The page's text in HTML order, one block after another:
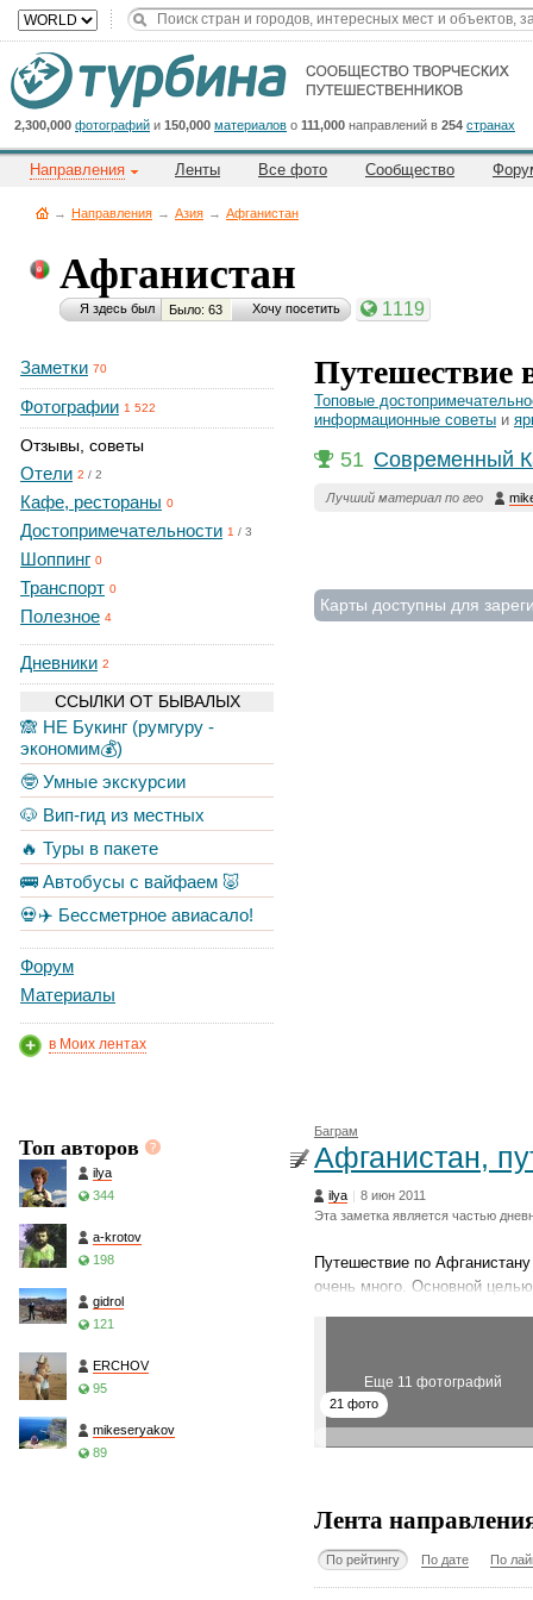
2,300,000 фотографий и 150,000 материалов о 111,000 направлений в 254 странах
Направления Ленты Все фото Сообщество
→ Направления → Азия → Афганистан
Афганистан
Я здесь был Было: 63 Хочу посетить 1119
Заметки 70
Фотографии 1 522
Отзывы, советы
Отели 2 / 2
Кафе, рестораны 0
Достопримечательности 1 / 3
Шоппинг 0
Транспорт 0
Полезное 4
Дневники 2
ССЫЛКИ ОТ БЫВАЛЫХ
🙈 НЕ Букинг (румгуру -
экономим💰)
🤓 Умные экскурсии
🐶 Вип-гид из местных
🔥 Туры в пакете
🚌 Автобусы с вайфаем 🐷
💀✈️ Бессметрное авиасало!
Форум
Материалы
в Моих лентах
Топ авторов
ilya
344
a-krotov
198
gidrol
121
ERCHOV
95
mikeseryakov
89
Путешествие
Топовые
информационные советы и
51 Современный
Лучший материал по гео
Карты доступны для
Баграм
Афганистан,
ilya | 8 июн 2011
Эта заметка является частью
Путешествие по
очень много. Основной
Еще 11 фотографий
21 фото
Лента
По рейтингу По дате По
Cейчас
на
сайте:
Title
Button